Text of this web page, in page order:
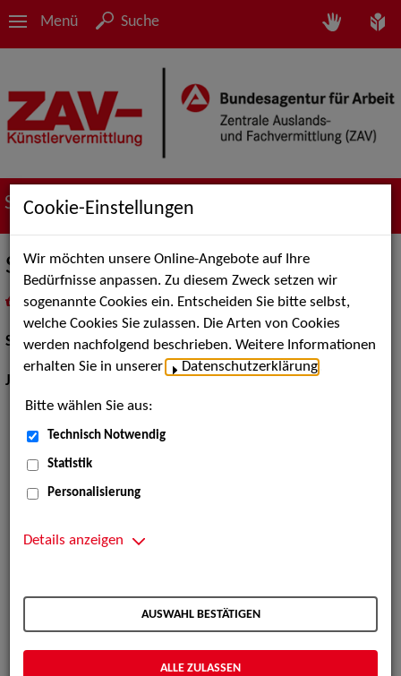
Menü Suche
Suche nach Künstler*innen
Stefan Schleue
als PDF speichern
inMeine Merklistelegen
Schauspiel:Bühne
Jahrgang:
Cookie-Einstellungen
Wir möchten unsere Online-Angebote auf Ihre
Bedürfnisse anpassen. Zu diesem Zweck setzen wir
sogenannte Cookies ein. Entscheiden Sie bitte selbst,
welche Cookies Sie zulassen. Die Arten von Cookies
werden nachfolgend beschrieben. Weitere Informationen
erhalten Sie in unserer
Datenschutzerklärung
Bitte wählen Sie aus:
Technisch Notwendig
Statistik
Personalisierung
Details anzeigen
AUSWAHL BESTÄTIGEN
ALLE ZULASSEN